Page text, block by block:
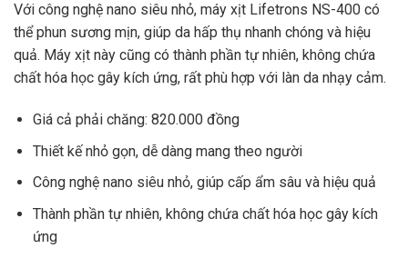
Với công nghệ nano siêu nhỏ, máy xịt Lifetrons NS-400 có
thể phun sương mịn, giúp da hấp thụ nhanh chóng và hiệu
quả. Máy xịt này cũng có thành phần tự nhiên, không chứa
chất hóa học gây kích ứng, rất phù hợp với làn da nhạy cảm.
Giá cả phải chăng: 820.000 đồng
Thiết kế nhỏ gọn, dễ dàng mang theo người
Công nghệ nano siêu nhỏ, giúp cấp ẩm sâu và hiệu quả
Thành phần tự nhiên, không chứa chất hóa học gây kích
ứng